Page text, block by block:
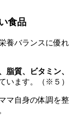
食品
養バランスに優れ
脂質、ビタミン、
います。（※５）
マ自身の体調を整